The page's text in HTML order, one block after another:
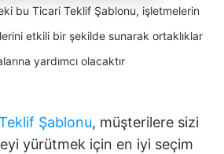
bu Ticari Teklif Şablonu, işletmelerin
etkili bir şekilde sunarak ortaklıklar
yardımcı olacaktır
Şablonu, müşterilere sizi
yürütmek için en iyi seçim